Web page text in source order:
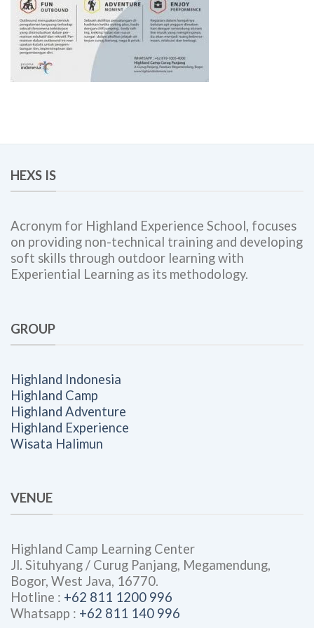
HEXS IS
Acronym for Highland Experience School, focuses
on providing non-technical training and developing
soft skills through outdoor learning with
Experiential Learning as its methodology.
GROUP
Highland Indonesia
Highland Camp
Highland Adventure
Highland Experience
Wisata Halimun
VENUE
Highland Camp Learning Center
Jl. Situhyang / Curug Panjang, Megamendung,
Bogor, West Java, 16770.
Hotline : +62 811 1200 996
Whatsapp : +62 811 140 996